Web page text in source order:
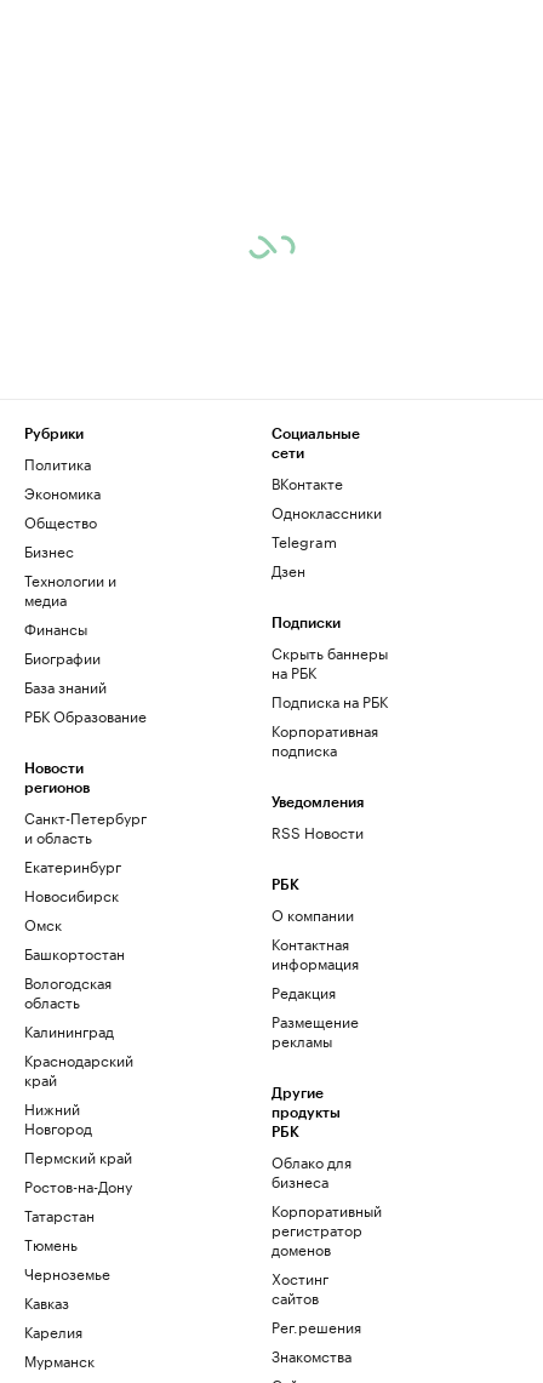
Рубрики
Политика
Экономика
Общество
Бизнес
Технологии и
медиа
Финансы
Биографии
База знаний
РБК Образование
Новости
регионов
Санкт-Петербург
и область
Екатеринбург
Новосибирск
Омск
Башкортостан
Вологодская
область
Калининград
Краснодарский
край
Нижний
Новгород
Пермский край
Ростов-на-Дону
Татарстан
Тюмень
Черноземье
Кавказ
Карелия
Мурманск
Социальные
сети
ВКонтакте
Одноклассники
Telegram
Дзен
Подписки
Скрыть баннеры
на РБК
Подписка на РБК
Корпоративная
подписка
Уведомления
RSS Новости
РБК
О компании
Контактная
информация
Редакция
Размещение
рекламы
Другие
продукты
РБК
Облако для
бизнеса
Корпоративный
регистратор
доменов
Хостинг
сайтов
Рег.решения
Знакомства